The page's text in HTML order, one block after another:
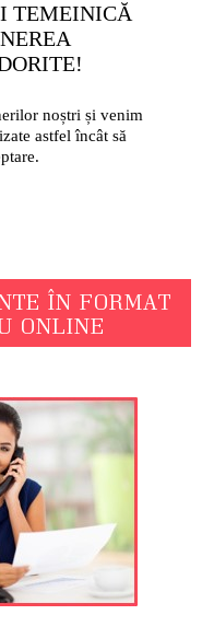
TEMEINICĂ
noștri și venim
astfel încât să
ÎN FORMAT
ONLINE